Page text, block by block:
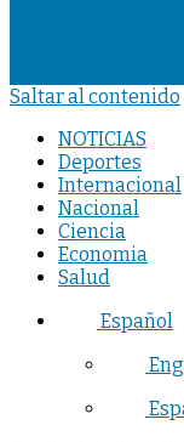
Saltar al contenido
NOTICIAS
Deportes
Internacional
Nacional
Ciencia
Economia
Salud
Español